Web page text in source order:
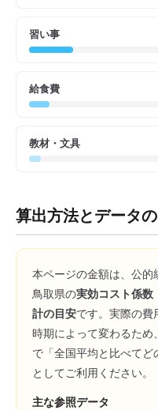
習い事
給食費
教材・文具
算出方法とデータ
本ページの金額は、公的
鳥取県の実効コスト係数
計の目安です。実際の費
時期によって変わるため
で「全国平均と比べて
としてご利用ください。
主な参照データ